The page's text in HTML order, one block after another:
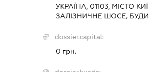
УКРАЇНА, 01103, МІСТО
ЗАЛІЗНИЧНЕ ШОСЕ,
dossier.capital:
0 грн.